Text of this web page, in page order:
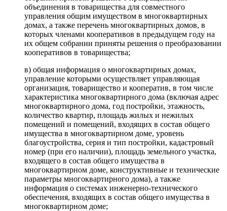
объединения в товарищества для совместного
управления общим имуществом в многоквартирных
домах, а также перечень многоквартирных домов, в
которых членами кооперативов в предыдущем году на
их общем собрании приняты решения о преобразовании
кооперативов в товарищества;
в) общая информация о многоквартирных домах,
управление которыми осуществляет управляющая
организация, товарищество и кооператив, в том числе
характеристика многоквартирного дома (включая адрес
многоквартирного дома, год постройки, этажность,
количество квартир, площадь жилых и нежилых
помещений и помещений, входящих в состав общего
имущества в многоквартирном доме, уровень
благоустройства, серия и тип постройки, кадастровый
номер (при его наличии), площадь земельного участка,
входящего в состав общего имущества в
многоквартирном доме, конструктивные и технические
параметры многоквартирного дома), а также
информация о системах инженерно-технического
обеспечения, входящих в состав общего имущества в
многоквартирном доме;